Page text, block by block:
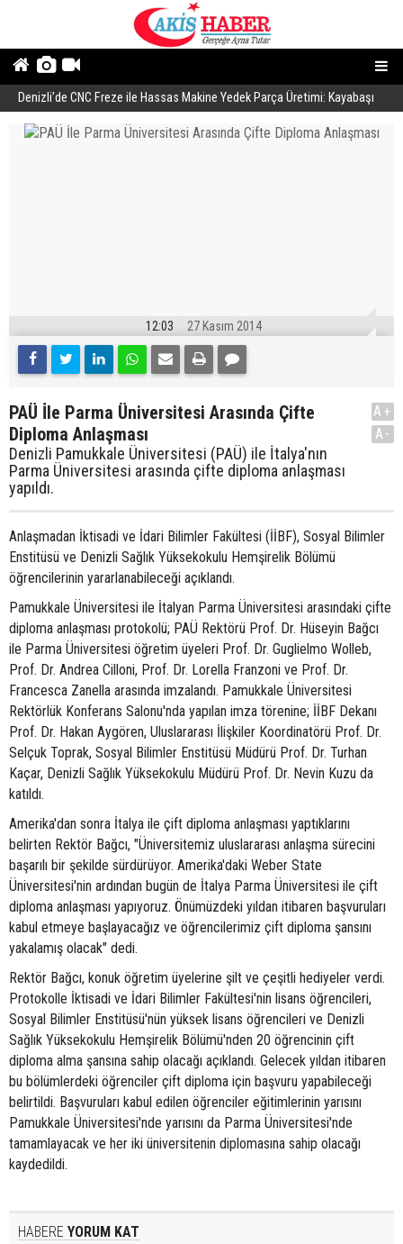
Denizli’de CNC Freze ile Hassas Makine Yedek Parça Üretimi: Kayabaşı
Makine
12:03 27 Kasım 2014
PAÜ İle Parma Üniversitesi Arasında Çifte
Diploma Anlaşması
Denizli Pamukkale Üniversitesi (PAÜ) ile İtalya'nın
Parma Üniversitesi arasında çifte diploma anlaşması
yapıldı.
A+
A-
Anlaşmadan İktisadi ve İdari Bilimler Fakültesi (İİBF), Sosyal Bilimler
Enstitüsü ve Denizli Sağlık Yüksekokulu Hemşirelik Bölümü
öğrencilerinin yararlanabileceği açıklandı.
Pamukkale Üniversitesi ile İtalyan Parma Üniversitesi arasındaki çifte
diploma anlaşması protokolü; PAÜ Rektörü Prof. Dr. Hüseyin Bağcı
ile Parma Üniversitesi öğretim üyeleri Prof. Dr. Guglielmo Wolleb,
Prof. Dr. Andrea Cilloni, Prof. Dr. Lorella Franzoni ve Prof. Dr.
Francesca Zanella arasında imzalandı. Pamukkale Üniversitesi
Rektörlük Konferans Salonu'nda yapılan imza törenine; İİBF Dekanı
Prof. Dr. Hakan Aygören, Uluslararası İlişkiler Koordinatörü Prof. Dr.
Selçuk Toprak, Sosyal Bilimler Enstitüsü Müdürü Prof. Dr. Turhan
Kaçar, Denizli Sağlık Yüksekokulu Müdürü Prof. Dr. Nevin Kuzu da
katıldı.
Amerika'dan sonra İtalya ile çift diploma anlaşması yaptıklarını
belirten Rektör Bağcı, "Üniversitemiz uluslararası anlaşma sürecini
başarılı bir şekilde sürdürüyor. Amerika'daki Weber State
Üniversitesi'nin ardından bugün de İtalya Parma Üniversitesi ile çift
diploma anlaşması yapıyoruz. Önümüzdeki yıldan itibaren başvuruları
kabul etmeye başlayacağız ve öğrencilerimiz çift diploma şansını
yakalamış olacak" dedi.
Rektör Bağcı, konuk öğretim üyelerine şilt ve çeşitli hediyeler verdi.
Protokolle İktisadi ve İdari Bilimler Fakültesi'nin lisans öğrencileri,
Sosyal Bilimler Enstitüsü'nün yüksek lisans öğrencileri ve Denizli
Sağlık Yüksekokulu Hemşirelik Bölümü'nden 20 öğrencinin çift
diploma alma şansına sahip olacağı açıklandı. Gelecek yıldan itibaren
bu bölümlerdeki öğrenciler çift diploma için başvuru yapabileceği
belirtildi. Başvuruları kabul edilen öğrenciler eğitimlerinin yarısını
Pamukkale Üniversitesi'nde yarısını da Parma Üniversitesi'nde
tamamlayacak ve her iki üniversitenin diplomasına sahip olacağı
kaydedildi.
HABERE YORUM KAT